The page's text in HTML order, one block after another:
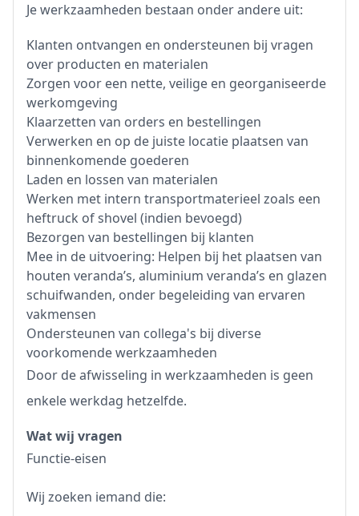
Je werkzaamheden bestaan onder andere uit:
Klanten ontvangen en ondersteunen bij vragen
over producten en materialen
Zorgen voor een nette, veilige en georganiseerde
werkomgeving
Klaarzetten van orders en bestellingen
Verwerken en op de juiste locatie plaatsen van
binnenkomende goederen
Laden en lossen van materialen
Werken met intern transportmaterieel zoals een
heftruck of shovel (indien bevoegd)
Bezorgen van bestellingen bij klanten
Mee in de uitvoering: Helpen bij het plaatsen van
houten veranda’s, aluminium veranda’s en glazen
schuifwanden, onder begeleiding van ervaren
vakmensen
Ondersteunen van collega's bij diverse
voorkomende werkzaamheden
Door de afwisseling in werkzaamheden is geen
enkele werkdag hetzelfde.
Wat wij vragen
Functie-eisen
Wij zoeken iemand die: